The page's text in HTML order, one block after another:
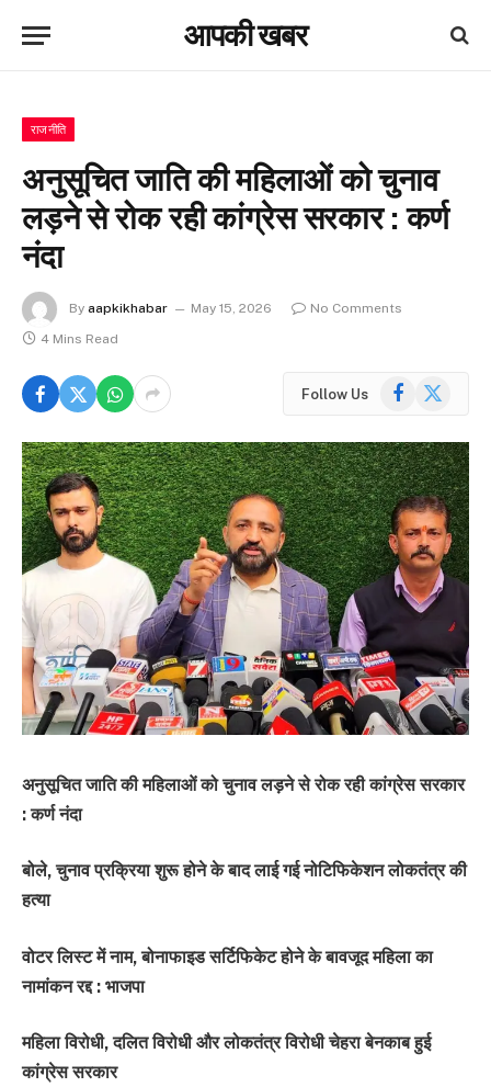
आपकी खबर
राजनीति
अनुसूचित जाति की महिलाओं को चुनाव
लड़ने से रोक रही कांग्रेस सरकार : कर्ण
नंदा
By aapkikhabar May 15, 2026
No Comments
4 Mins Read
Follow Us Facebook
X
अनुसूचित जाति की महिलाओं को चुनाव लड़ने से रोक रही कांग्रेस सरकार
: कर्ण नंदा
बोले, चुनाव प्रक्रिया शुरू होने के बाद लाई गई नोटिफिकेशन लोकतंत्र की
हत्या
वोटर लिस्ट में नाम, बोनाफाइड सर्टिफिकेट होने के बावजूद महिला का
नामांकन रद्द : भाजपा
महिला विरोधी, दलित विरोधी और लोकतंत्र विरोधी चेहरा बेनकाब हुई
कांग्रेस सरकार